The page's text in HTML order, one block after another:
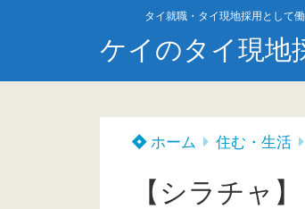
タイ就職・タイ現地採用として
ケイのタイ現地
ホーム 住む・生活
【シラチャ